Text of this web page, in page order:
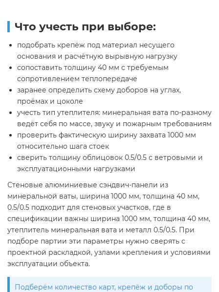
Что учесть при выборе:
подобрать крепёж под материал несущего
основания и расчётную вырывную нагрузку
сопоставить толщину 40 мм с требуемым
сопротивлением теплопередаче
заранее определить схему доборов на углах,
проёмах и цоколе
учесть тип утеплителя: минеральная вата по-разному
ведёт себя по массе, звуку и пожарным требованиям
проверить фактическую ширину захвата 1000 мм
относительно шага стоек
сверить толщину облицовок 0.5/0.5 с ветровыми и
эксплуатационными нагрузками
Стеновые алюминиевые сэндвич-панели из
минеральной ваты, ширина 1000 мм, толщина 40 мм,
0.5/0.5 подходит для стеновых участков, где в
спецификации важны ширина 1000 мм, толщина 40 мм,
утеплитель минеральная вата и металл 0.5/0.5. При
подборе партии эти параметры нужно сверять с
проектной раскладкой, узлами крепления и условиями
эксплуатации объекта.
Подберём количество карт, крепёж и доборы по